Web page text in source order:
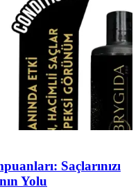
Saçlarınızı
Yolu